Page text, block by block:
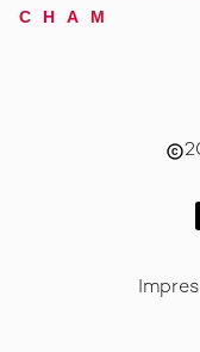
CHAM
copyright